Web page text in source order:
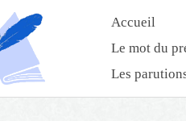
Accueil
Le mot du
Les